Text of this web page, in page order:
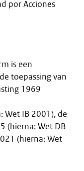
por Acciones
is een
toepassing van
1969
Wet IB 2001), de
(hierna: Wet DB
(hierna: Wet